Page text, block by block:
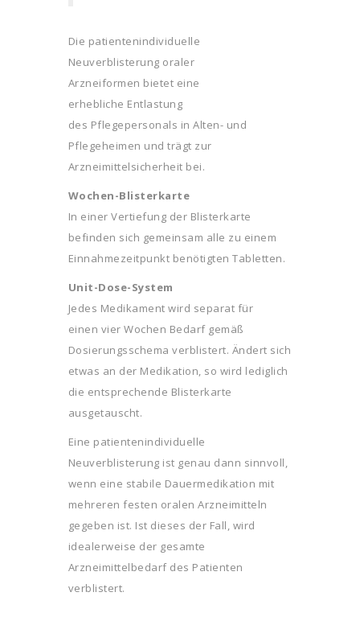
Die patientenindividuelle
Neuverblisterung oraler
Arzneiformen bietet eine
erhebliche Entlastung
des Pflegepersonals in Alten- und
Pflegeheimen und trägt zur
Arzneimittelsicherheit bei.
Wochen-Blisterkarte
In einer Vertiefung der Blisterkarte
befinden sich gemeinsam alle zu einem
Einnahmezeitpunkt benötigten Tabletten.
Unit-Dose-System
Jedes Medikament wird separat für
einen vier Wochen Bedarf gemäß
Dosierungsschema verblistert. Ändert sich
etwas an der Medikation, so wird lediglich
die entsprechende Blisterkarte
ausgetauscht.
Eine patientenindividuelle
Neuverblisterung ist genau dann sinnvoll,
wenn eine stabile Dauermedikation mit
mehreren festen oralen Arzneimitteln
gegeben ist. Ist dieses der Fall, wird
idealerweise der gesamte
Arzneimittelbedarf des Patienten
verblistert.